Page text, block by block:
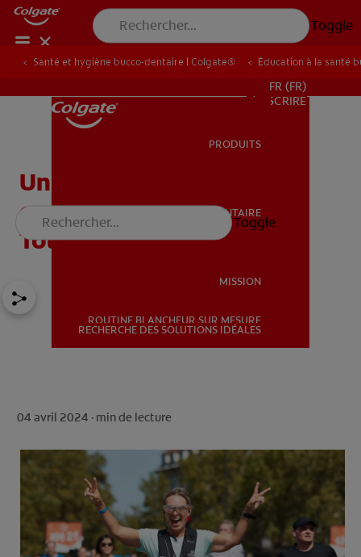
Toggle
SANTÉ BUCCO-DENTAIRE
POUR LES PROFESSIONNELS
FR (FR)
S’INSCRIRE
POUR LES PROFESSIONNELS
FR (FR)
S’INSCRIRE
PRODUITS
SANTÉ BUCCO-DENTAIRE
MISSION
ROUTINE BLANCHEUR SUR MESURE
RECHERCHE DES SOLUTIONS IDÉALES
Toggle
Santé et hygiène bucco-dentaire | Colgate® Éducation à la santé
Une course en toute
confiance avec Colgate®
Total Active Prevention
04 avril 2024 · min de lecture